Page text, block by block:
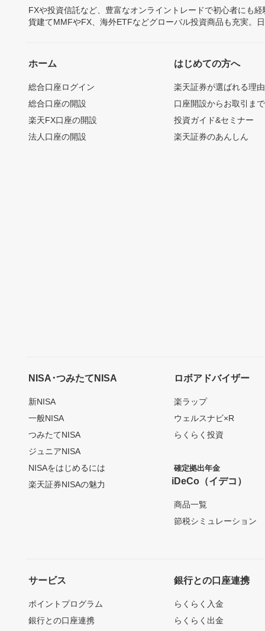
FXや投資信託など、豊富なオンライントレードで初心者にも
貨建てMMFやFX、海外ETFなどグローバル投資商品も充実。
ホーム
総合口座ログイン
総合口座の開設
楽天FX口座の開設
法人口座の開設
はじめての方へ
楽天証券が選ばれる理由
口座開設からお取引ま
投資ガイド&セミナー
楽天証券のあんしん
NISA･つみたてNISA
新NISA
一般NISA
つみたてNISA
ジュニアNISA
NISAをはじめるには
楽天証券NISAの魅力
ロボアドバイザー
楽ラップ
ウェルスナビ×R
らくらく投資
確定拠出年金
iDeCo（イデコ）
商品一覧
節税シミュレーション
サービス
ポイントプログラム
銀行との口座連携
銀行との口座連携
らくらく入金
らくらく出金